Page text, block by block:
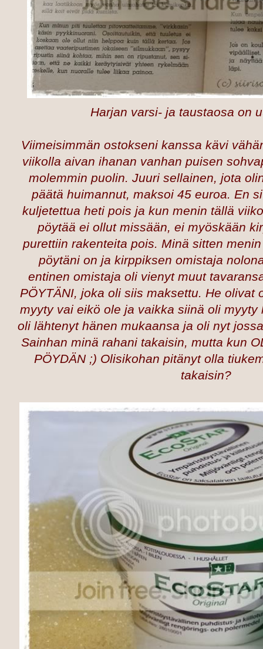
Harjan varsi- ja taustaosa on
Viimeisimmän ostokseni kanssa kävi
viikolla aivan ihanan vanhan puisen
molemmin puolin. Juuri sellainen, jota
päätä huimannut, maksoi 45 euroa. En
kuljetettua heti pois ja kun menin tällä
pöytää ei ollut missään, ei myöskään
purettiin rakenteita pois. Minä sitten
pöytäni on ja kirppiksen omistaja
entinen omistaja oli vienyt muut
PÖYTÄNI, joka oli siis maksettu. He olivat
myyty vai eikö ole ja vaikka siinä oli myyty
oli lähtenyt hänen mukaansa ja oli nyt
Sainhan minä rahani takaisin, mutta kun
PÖYDÄN ;) Olisikohan pitänyt olla
takaisin?